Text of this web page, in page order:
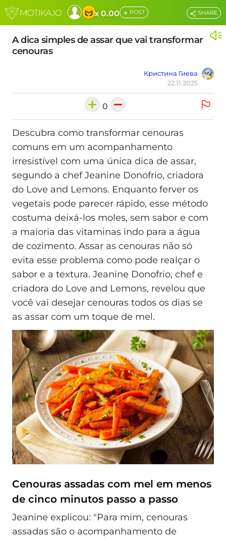
x 0.00 + POST
A dica simples de assar que vai transformar
cenouras
Кристина Гиева
22.11.2025
SHARE
0
Descubra como transformar cenouras
comuns em um acompanhamento
irresistível com uma única dica de assar,
segundo a chef Jeanine Donofrio, criadora
do Love and Lemons. Enquanto ferver os
vegetais pode parecer rápido, esse método
costuma deixá-los moles, sem sabor e com
a maioria das vitaminas indo para a água
de cozimento. Assar as cenouras não só
evita esse problema como pode realçar o
sabor e a textura. Jeanine Donofrio, chef e
criadora do Love and Lemons, revelou que
você vai desejar cenouras todos os dias se
as assar com um toque de mel.
Cenouras assadas com mel em menos
de cinco minutos passo a passo
Jeanine explicou: "Para mim, cenouras
assadas são o acompanhamento de